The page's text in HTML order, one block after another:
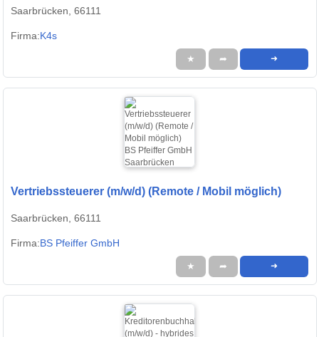
Saarbrücken, 66111
Firma:K4s
★ ➦ ➜
Vertriebssteuerer (m/w/d) (Remote / Mobil möglich)
Saarbrücken, 66111
Firma:BS Pfeiffer GmbH
★ ➦ ➜